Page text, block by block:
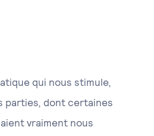
qui nous stimule,
parties, dont certaines
vraiment nous